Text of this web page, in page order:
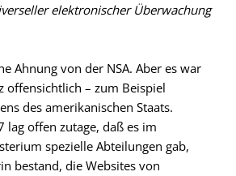
elektronischer Überwachung
Ahnung von der NSA. Aber es war
offensichtlich – zum Beispiel
des amerikanischen Staats.
lag offen zutage, daß es im
spezielle Abteilungen gab,
bestand, die Websites von